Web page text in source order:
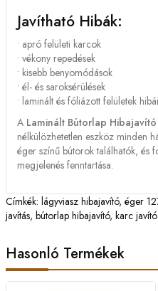
Javítható Hibák:
• apró felületi karcok
• vékony repedések
• kisebb benyomódások
• él- és saroksérülések
• laminált és fóliázott felületek hibái
A Laminált Bútorlap
nélkülözhetetlen eszköz minden
éger színű bútorok találhatók, és
megjelenés fenntartása.
Címkék: lágyviasz hibajavító, éger
javítás, bútorlap hibajavító, karc
Hasonló Termékek